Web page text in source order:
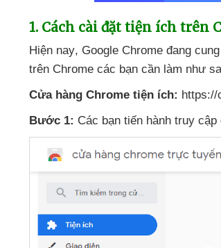
1. Cách cài đặt tiện ích trên
Hiện nay, Google Chrome đang
trên Chrome các bạn cần làm như
Cửa hàng Chrome tiện ích: https://
Bước 1: Các bạn tiến hành truy